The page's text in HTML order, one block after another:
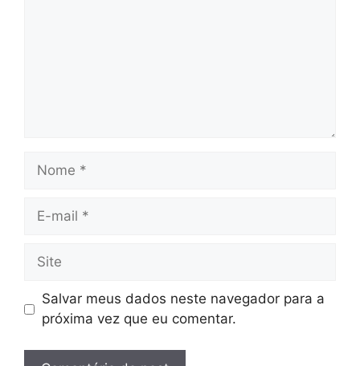
Nome
Site
Salvar meus dados neste navegador para a
próxima vez que eu comentar.